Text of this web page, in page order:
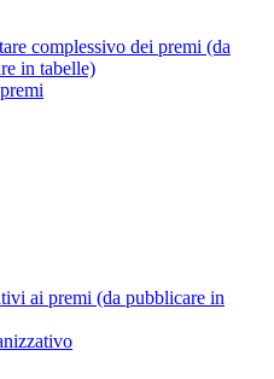
complessivo dei premi (da
in tabelle)
ai premi (da pubblicare in